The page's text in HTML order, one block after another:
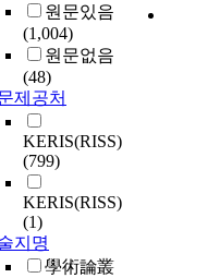
원문있음
(1,004)
원문없음
(48)
제공처
KERIS(RISS)
(799)
KERIS(RISS)
(1)
지명
學術論叢